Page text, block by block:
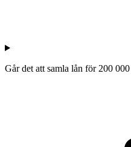
Går det att samla lån för 200